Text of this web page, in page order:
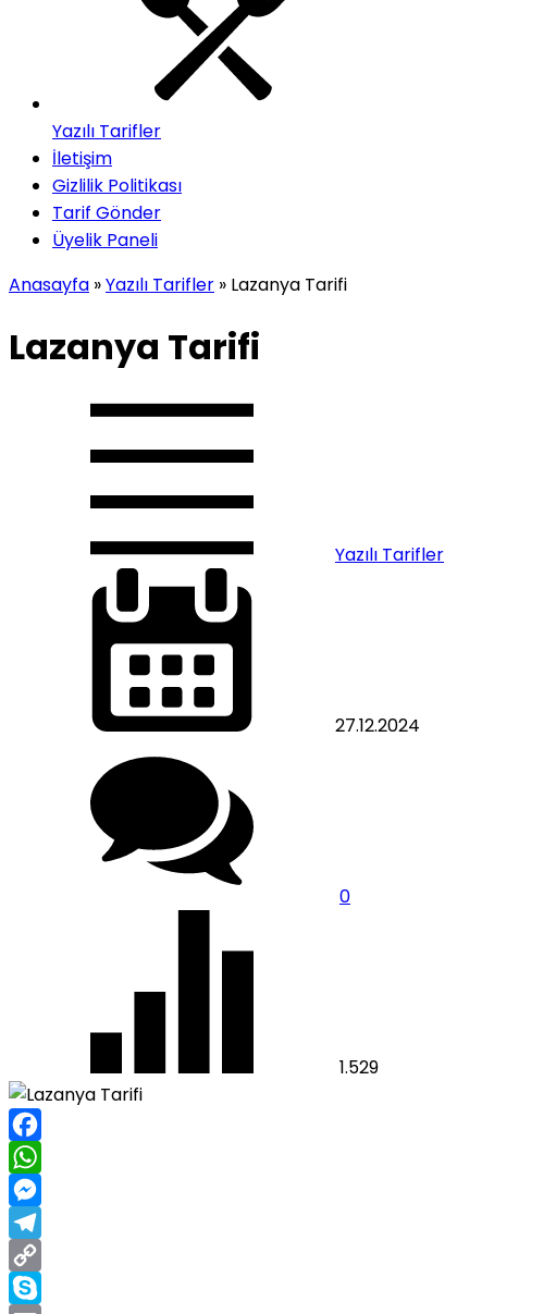
Yazılı Tarifler
İletişim
Gizlilik Politikası
Tarif Gönder
Üyelik Paneli
Anasayfa »Yazılı Tarifler » Lazanya Tarifi
Lazanya Tarifi
Yazılı Tarifler
27.12.2024
0
1.529
Facebook
WhatsApp
Messenger
Telegram
Copy